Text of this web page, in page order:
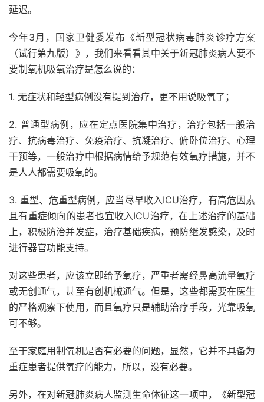
延迟。
今年3月，国家卫健委发布《新型冠状病毒肺炎诊疗方案
（试行第九版）》，我们来看看其中关于新冠肺炎病人要不
要制氧机吸氧治疗是怎么说的：
1. 无症状和轻型病例没有提到治疗，更不用说吸氧了；
2. 普通型病例，应在定点医院集中治疗，治疗包括一般治
疗、抗病毒治疗、免疫治疗、抗凝治疗、俯卧位治疗、心理
干预等，一般治疗中根据病情给予规范有效氧疗措施，并不
是人人都需要吸氧的。
3. 重型、危重型病例，应当尽早收入ICU治疗，有高危因素
且有重症倾向的患者也宜收入ICU治疗，在上述治疗的基础
上，积极防治并发症，治疗基础疾病，预防继发感染，及时
进行器官功能支持。
对这些患者，应该立即给予氧疗，严重者需经鼻高流量氧疗
或无创通气，甚至有创机械通气。但是，这些都需要在医生
的严格观察下使用，而且氧疗只是辅助治疗手段，光靠吸氧
可不够。
至于家庭用制氧机是否有必要的问题，显然，它并不具备为
重症患者提供氧疗的能力，所以，没有必要。
另外，在对新冠肺炎病人监测生命体征这一项中，《新型冠